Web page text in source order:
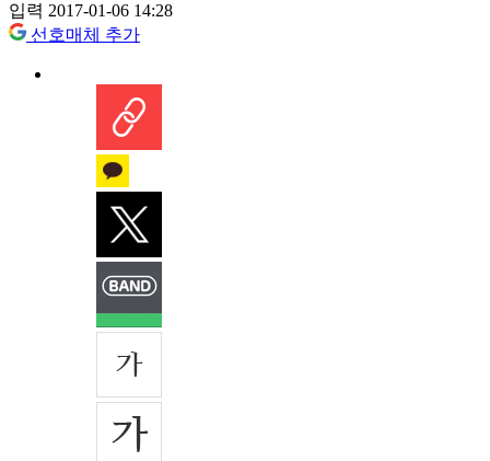
입력 2017-01-06 14:28
선호매체 추가